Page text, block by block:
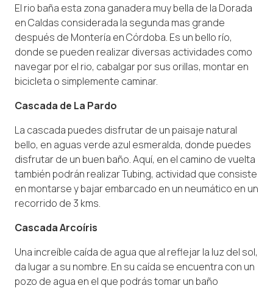
El rio baña esta zona ganadera muy bella de la Dorada
en Caldas considerada la segunda mas grande
después de Montería en Córdoba. Es un bello río,
donde se pueden realizar diversas actividades como
navegar por el rio, cabalgar por sus orillas, montar en
bicicleta o simplemente caminar.
Cascada de La Pardo
La cascada puedes disfrutar de un paisaje natural
bello, en aguas verde azul esmeralda, donde puedes
disfrutar de un buen baño. Aquí, en el camino de vuelta
también podrán realizar Tubing, actividad que consiste
en montarse y bajar embarcado en un neumático en un
recorrido de 3 kms.
Cascada Arcoíris
Una increíble caída de agua que al reflejar la luz del sol,
da lugar a su nombre. En su caída se encuentra con un
pozo de agua en el que podrás tomar un baño